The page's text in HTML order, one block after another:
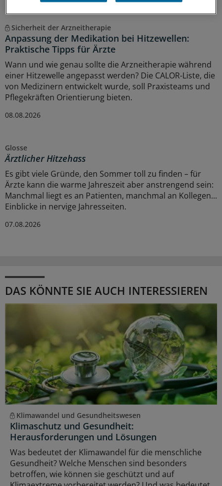
Sicherheit der Arzneitherapie
Anpassung der Medikation bei Hitzewellen:
Praktische Tipps für Ärzte
Wann und wie genau sollte die Arzneitherapie während
einer Hitzewelle angepasst werden? Die CALOR-Liste, die
von Medizinern entwickelt wurde, soll Praxisteams und
Pflegekräften Orientierung bieten.
08.08.2026
Glosse
Ärztlicher Hitzehass
Es gibt viele Gründe, den Sommer toll zu finden – für
Ärzte kann die warme Jahreszeit aber anstrengend sein:
Manchmal liegt es an Patienten, manchmal an Kollegen...
Einblicke in nervige Jahresseiten.
07.08.2026
DAS KÖNNTE SIE AUCH INTERESSIEREN
Klimawandel und Gesundheitswesen
Klimaschutz und Gesundheit:
Herausforderungen und Lösungen
Was bedeutet der Klimawandel für die menschliche
Gesundheit? Welche Menschen sind besonders
betroffen, wie können sie geschützt und auf